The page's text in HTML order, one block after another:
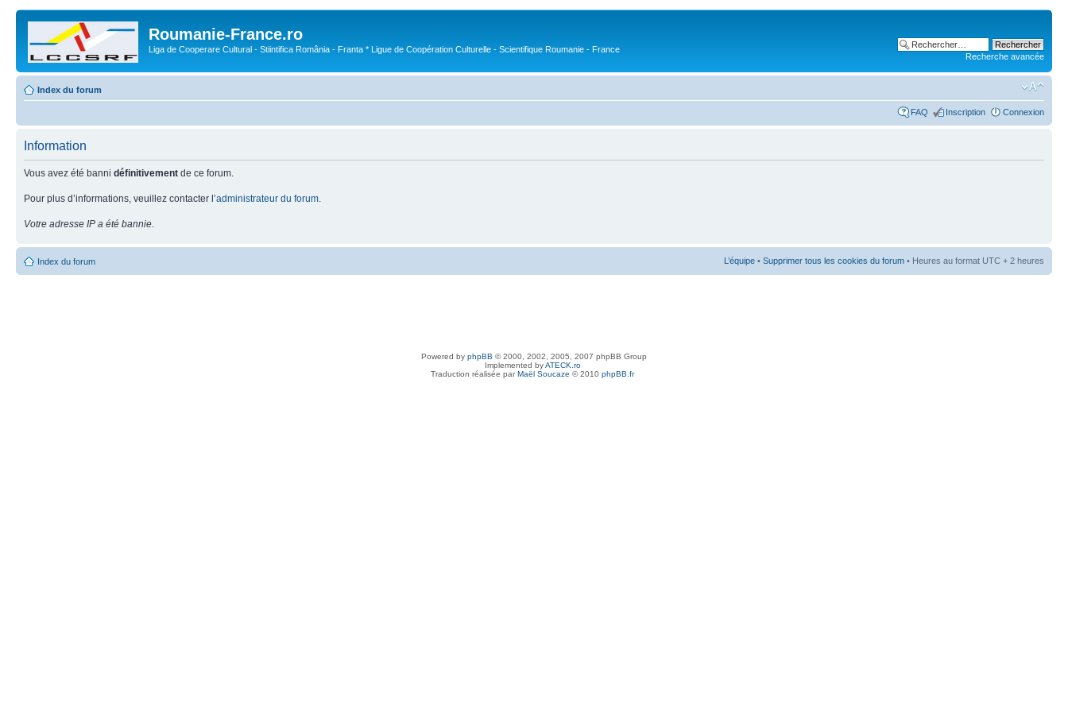
Roumanie-France.ro
Liga de Cooperare Cultural - Stiintifica România - Franta * Ligue de Coopération Culturelle - Scientifique Roumanie - France
Recherche avancée
Index du forum
FAQ Inscription Connexion
Information
Vous avez été banni définitivement de ce forum.
Pour plus d’informations, veuillez contacter l’administrateur du forum
Votre adresse IP a été bannie.
Index du forum L’équipe • Supprimer tous les cookies du forum • Heures au format UTC + 2 heures
Powered by phpBB © 2000, 2002, 2005, 2007 phpBB Group
Implemented byATECK.ro
Traduction réalisée parMaël Soucaze © 2010 phpBB.fr